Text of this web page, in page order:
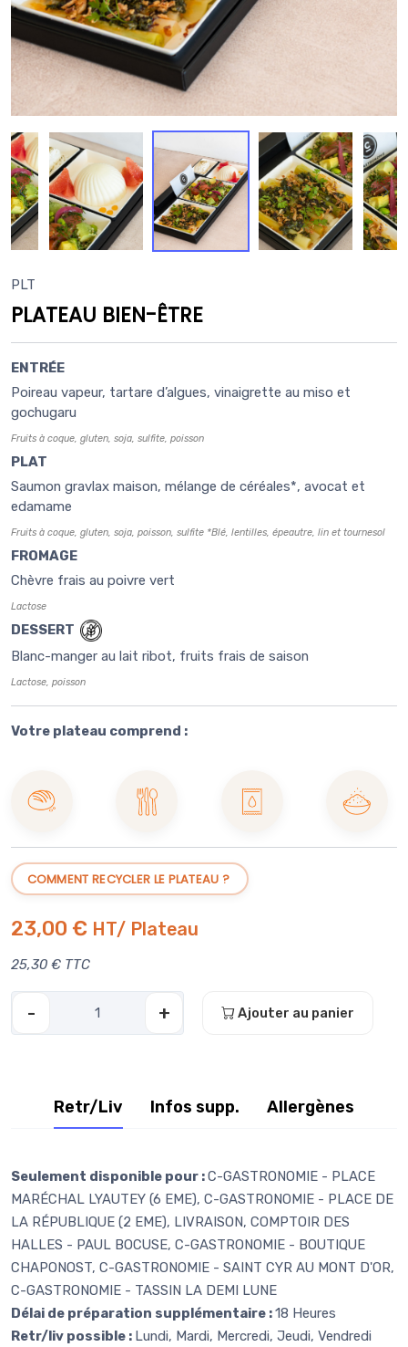
PLT
PLATEAU BIEN-ÊTRE
ENTRÉE
Poireau vapeur, tartare d’algues, vinaigrette au miso et
gochugaru
Fruits à coque, gluten, soja, sulfite, poisson
PLAT
Saumon gravlax maison, mélange de céréales*, avocat et
edamame
Fruits à coque, gluten, soja, poisson, sulfite *Blé, lentilles, épeautre, lin et tournesol
FROMAGE
Chèvre frais au poivre vert
Lactose
DESSERT
Blanc-manger au lait ribot, fruits frais de saison
Lactose, poisson
Votre plateau comprend :
Boule de
pain
Couverts
en inox
Rince-
doigt
Sel de
Guérande
COMMENT RECYCLER LE PLATEAU ?
23,00 € HT/ Plateau
25,30 € TTC
- + Ajouter au panier
Retr/Liv Infos supp. Allergènes
Seulement disponible pour :C-GASTRONOMIE - PLACE
MARÉCHAL LYAUTEY (6 EME), C-GASTRONOMIE - PLACE DE
LA RÉPUBLIQUE (2 EME), LIVRAISON, COMPTOIR DES
HALLES - PAUL BOCUSE, C-GASTRONOMIE - BOUTIQUE
CHAPONOST, C-GASTRONOMIE - SAINT CYR AU MONT D'OR,
C-GASTRONOMIE - TASSIN LA DEMI LUNE
Délai de préparation supplémentaire :18 Heures
Retr/liv possible : Lundi, Mardi, Mercredi, Jeudi, Vendredi